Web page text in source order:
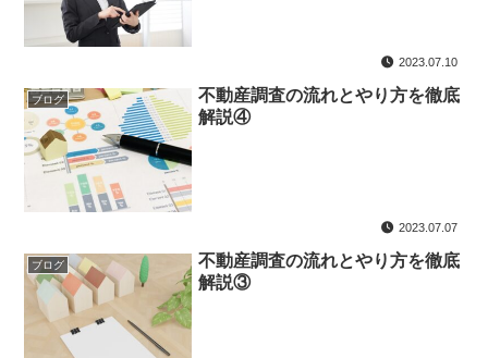
2023.07.10
ブログ
不動産調査の流れとやり方を徹底
解説④
2023.07.07
ブログ
不動産調査の流れとやり方を徹底
解説③